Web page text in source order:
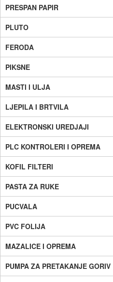
PRESPAN PAPIR
PLUTO
FERODA
PIKSNE
MASTI I ULJA
LJEPILA I BRTVILA
ELEKTRONSKI UREDJAJI
PLC KONTROLERI I OPREMA
KOFIL FILTERI
PASTA ZA RUKE
PUCVALA
PVC FOLIJA
MAZALICE I OPREMA
PUMPA ZA PRETAKANJE GORIV